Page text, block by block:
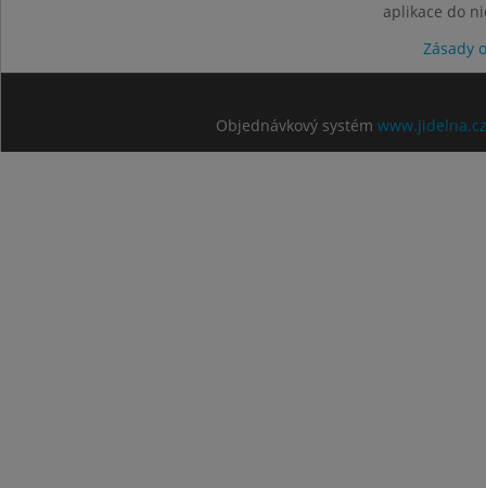
aplikace do
Zásady
Objednávkový systém www.jidelna.cz